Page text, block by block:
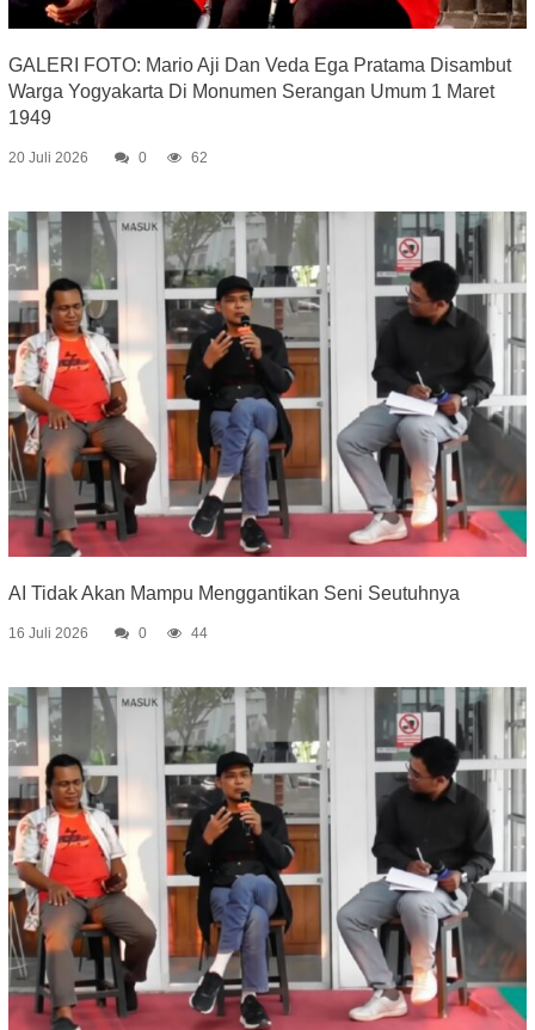
GALERI FOTO: Mario Aji Dan Veda Ega Pratama Disambut
Warga Yogyakarta Di Monumen Serangan Umum 1 Maret
1949
20 Juli 2026 0 62
AI Tidak Akan Mampu Menggantikan Seni Seutuhnya
16 Juli 2026 0 44